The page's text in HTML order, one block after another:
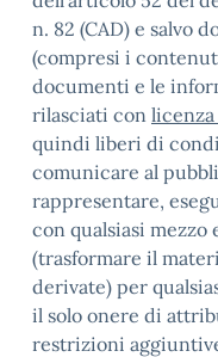
n. 82 (CAD) e salvo
(compresi i
documenti e le
rilasciati con licenza
quindi liberi di
comunicare al
rappresentare,
con qualsiasi
(trasformare il
derivate) per
il solo onere di
restrizioni